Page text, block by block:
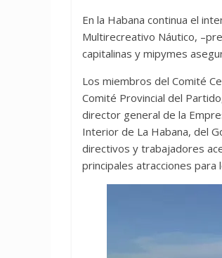
En la Habana continua el
Multirecreativo Náutico,
capitalinas y mipymes
Los miembros del Comité
Comité Provincial del
director general de la
Interior de La Habana, del
directivos y trabajadores
principales atracciones para